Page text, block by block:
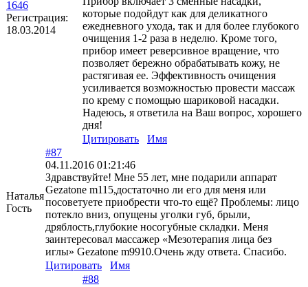
1646
Регистрация:
18.03.2014
которые подойдут как для деликатного
ежедневного ухода, так и для более глубокого
очищения 1-2 раза в неделю. Кроме того,
прибор имеет реверсивное вращение, что
позволяет бережно обрабатывать кожу, не
растягивая ее. Эффективность очищения
усиливается возможностью провести массаж
по крему с помощью шариковой насадки.
Надеюсь, я ответила на Ваш вопрос, хорошего
дня!
Цитировать
Имя
Наталья
Гость
#87
04.11.2016 01:21:46
Здравствуйте! Мне 55 лет, мне подарили аппарат
Gezatone m115,достаточно ли его для меня или
посоветуете приобрести что-то ещё? Проблемы: лицо
потекло вниз, опущены уголки губ, брыли,
дряблость,глубокие носогубные складки. Меня
заинтересовал массажер «Мезотерапия лица без
иглы» Gezatone m9910.Очень жду ответа. Спасибо.
Цитировать
Имя
#88